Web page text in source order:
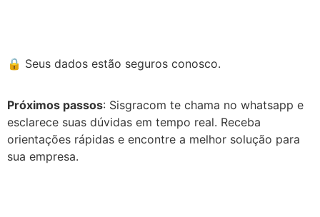
🔒 Seus dados estão seguros conosco.
Próximos passos: Sisgracom te chama no whatsapp e
esclarece suas dúvidas em tempo real. Receba
orientações rápidas e encontre a melhor solução para
sua empresa.